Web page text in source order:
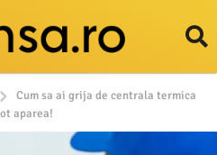
Cum sa ai grija de centrala termica
aparea!